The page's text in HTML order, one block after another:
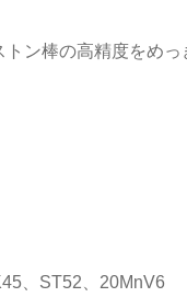
ン棒の高精度をめっ
、ST52、20MnV6